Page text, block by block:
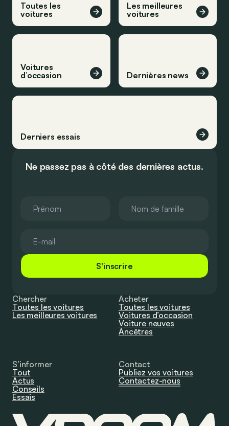
Toutes les
voitures
Les meilleures
voitures
Voitures
d’occasion
Dernières news
Derniers essais
Ne passez pas à côté des dernières actus.
S'inscrire
Chercher
Toutes les voitures
Les meilleures voitures
Acheter
Toutes les voitures
Voitures d’occasion
Voiture neuves
Ancêtres
S’informer
Tout
Actus
Conseils
Essais
Contact
Publiez vos voitures
Contactez-nous